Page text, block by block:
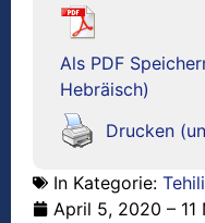
Als PDF
Hebräisch)
Drucken
In Kategorie:
April 5, 2020 – 11